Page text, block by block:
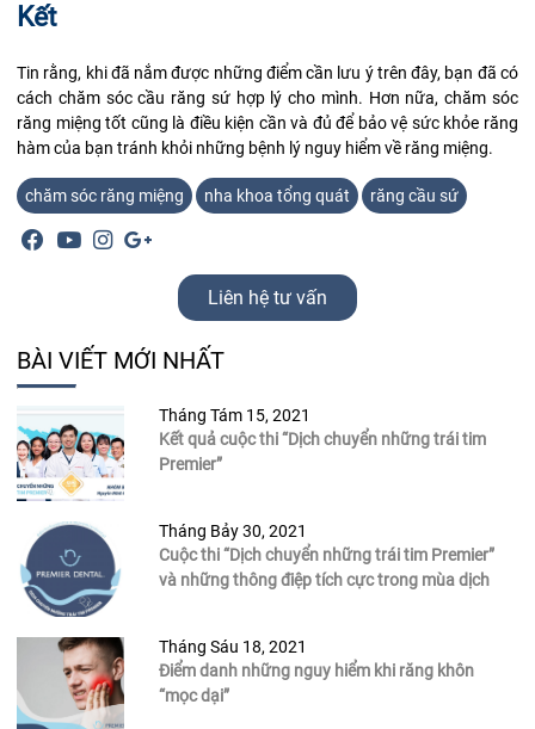
Kết
Tin rằng, khi đã nắm được những điểm cần lưu ý trên đây, bạn đã có
cách chăm sóc cầu răng sứ hợp lý cho mình. Hơn nữa, chăm sóc
răng miệng tốt cũng là điều kiện cần và đủ để bảo vệ sức khỏe răng
hàm của bạn tránh khỏi những bệnh lý nguy hiểm về răng miệng.
chăm sóc răng miệng nha khoa tổng quát răng cầu sứ
Liên hệ tư vấn
BÀI VIẾT MỚI NHẤT
Tháng Tám 15, 2021
Kết quả cuộc thi “Dịch chuyển những trái tim
Premier”
Tháng Bảy 30, 2021
Cuộc thi “Dịch chuyển những trái tim Premier”
và những thông điệp tích cực trong mùa dịch
Tháng Sáu 18, 2021
Điểm danh những nguy hiểm khi răng khôn
“mọc dại”